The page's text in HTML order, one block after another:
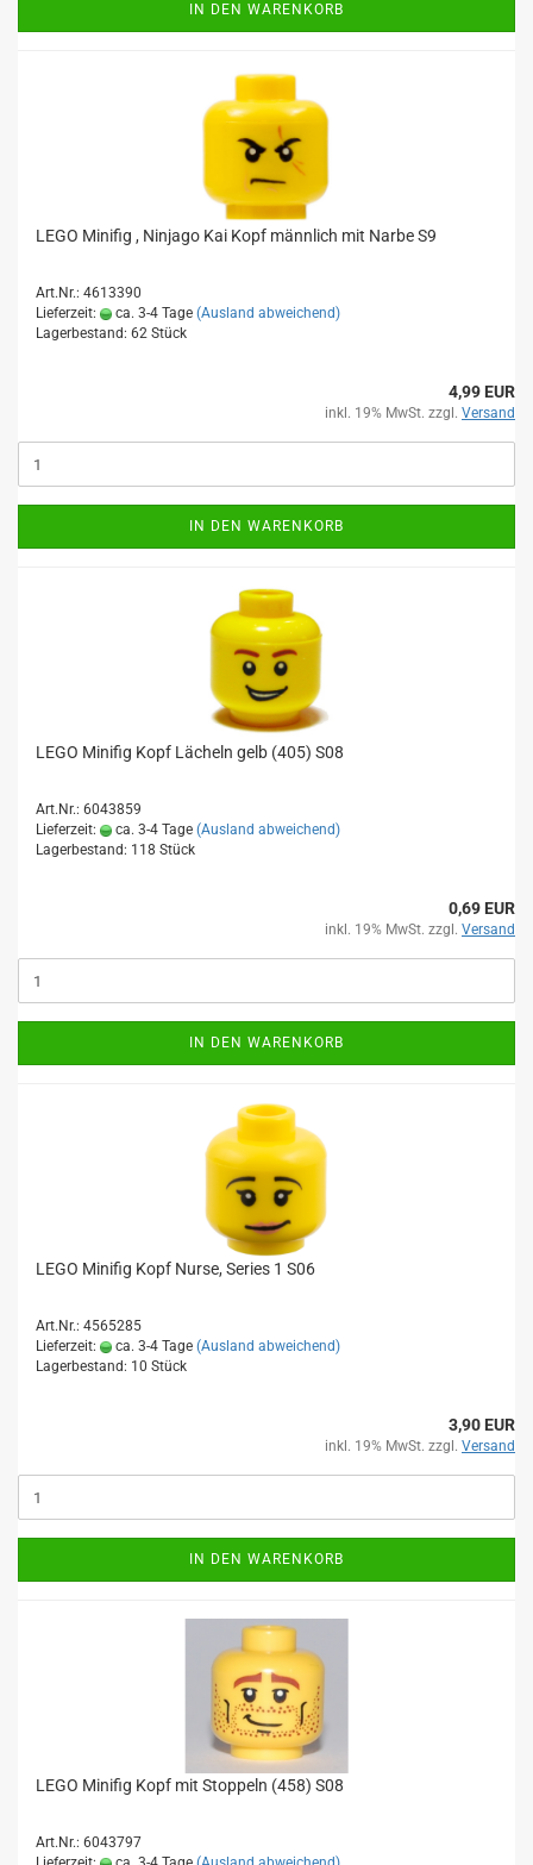
IN DEN WARENKORB
LEGO Minifig , Ninjago Kai Kopf männlich mit Narbe S9
Art.Nr.: 4613390
Lieferzeit:
ca. 3-4 Tage (Ausland abweichend)
Lagerbestand: 62 Stück
4,99 EUR
inkl. 19% MwSt. zzgl. Versand
IN DEN WARENKORB
LEGO Minifig Kopf Lächeln gelb (405) S08
Art.Nr.: 6043859
Lieferzeit:
ca. 3-4 Tage (Ausland abweichend)
Lagerbestand: 118 Stück
0,69 EUR
inkl. 19% MwSt. zzgl. Versand
IN DEN WARENKORB
LEGO Minifig Kopf Nurse, Series 1 S06
Art.Nr.: 4565285
Lieferzeit:
ca. 3-4 Tage (Ausland abweichend)
Lagerbestand: 10 Stück
3,90 EUR
inkl. 19% MwSt. zzgl. Versand
IN DEN WARENKORB
LEGO Minifig Kopf mit Stoppeln (458) S08
Art.Nr.: 6043797